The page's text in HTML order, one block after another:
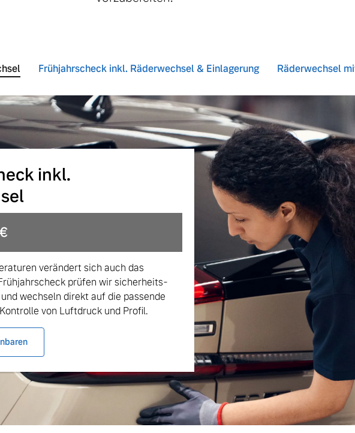
Original Volvo Winter- und Sommer Kompletträder.
Frühjahrscheck inkl. Räderwechsel & Einlagerung Räderwechsel
inkl.
verändert sich auch das
prüfen wir sicherheits-
wechseln direkt auf die passende
von Luftdruck und Profil.